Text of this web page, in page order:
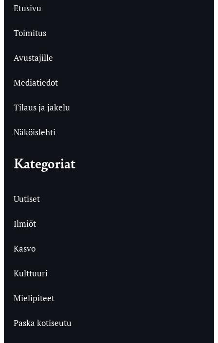
Etusivu
Toimitus
Avustajille
Mediatiedot
Tilaus ja jakelu
Näköislehti
Kategoriat
Uutiset
Ilmiöt
Kasvo
Kulttuuri
Mielipiteet
Paska kotiseutu